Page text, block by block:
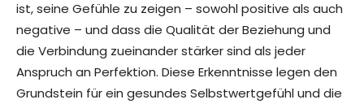
ist, seine Gefühle zu zeigen – sowohl positive als auch
negative – und dass die Qualität der Beziehung und
die Verbindung zueinander stärker sind als jeder
Anspruch an Perfektion. Diese Erkenntnisse legen den
Grundstein für ein gesundes Selbstwertgefühl und die